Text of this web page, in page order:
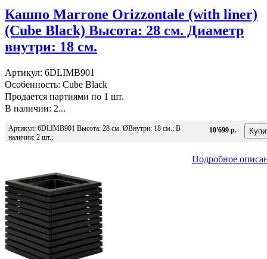
Кашпо Marrone Orizzontale (with liner)
(Cube Black) Высота: 28 см. Диаметр
внутри: 18 см.
Артикул: 6DLIMB901
Особенность: Cube Black
Продается партиями по 1 шт.
В наличии: 2...
Артикул: 6DLIMB901 Высота: 28 см. ØВнутри: 18 см.; В
наличии: 2 шт.;
10'699 р.
Подробное